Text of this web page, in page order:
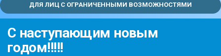
ДЛЯ ЛИЦ С ОГРАНИЧЕННЫМИ ВОЗМОЖНОСТЯМИ
С наступающим новым
годом!!!!!